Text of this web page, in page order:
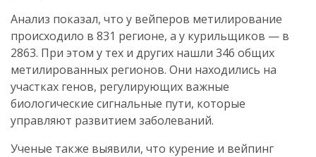
Анализ показал, что у вейперов метилирование
происходило в 831 регионе, а у курильщиков — в
2863. При этом у тех и других нашли 346 общих
метилированных регионов. Они находились на
участках генов, регулирующих важные
биологические сигнальные пути, которые
управляют развитием заболеваний.
Ученые также выявили, что курение и вейпинг